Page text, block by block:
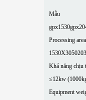
Mẫu
gpx1530
Processing area
1530X3050
Khả năng chịu
≤12kw
Equipment